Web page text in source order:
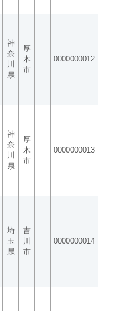
神
奈
川
県
厚
木
市
0000000012
神
奈
川
県
厚
木
市
0000000013
埼
玉
県
吉
川
市
0000000014